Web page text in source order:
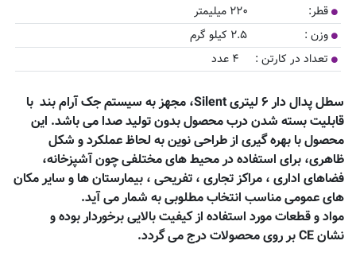
قطر: ۲۲۰ میلیمتر
وزن : ۲.۵ کیلو گرم
تعداد در کارتن : ۴ عدد
سطل پدال دار ۶ لیتری Silent، مجهز به سیستم جک آرام بند با
قابلیت بسته شدن درب محصول بدون تولید صدا می باشد. این
محصول با بهره گیری از طراحی نوین به لحاظ عملکرد و شکل
ظاهری، برای استفاده در محیط های مختلفی چون آشپزخانه،
فضاهای اداری ، مراکز تجاری ، تفریحی ، بیمارستان ها و سایر مکان
های عمومی مناسب انتخاب مطلوبی به شمار می آید.
مواد و قطعات مورد استفاده از کیفیت بالایی برخوردار بوده و
نشانCEبر روی محصولات درج می گردد.